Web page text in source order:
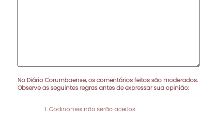
No Diário Corumbaense, os comentários feitos são moderados.
Observe as seguintes regras antes de expressar sua opinião:
Codinomes não serão aceitos.